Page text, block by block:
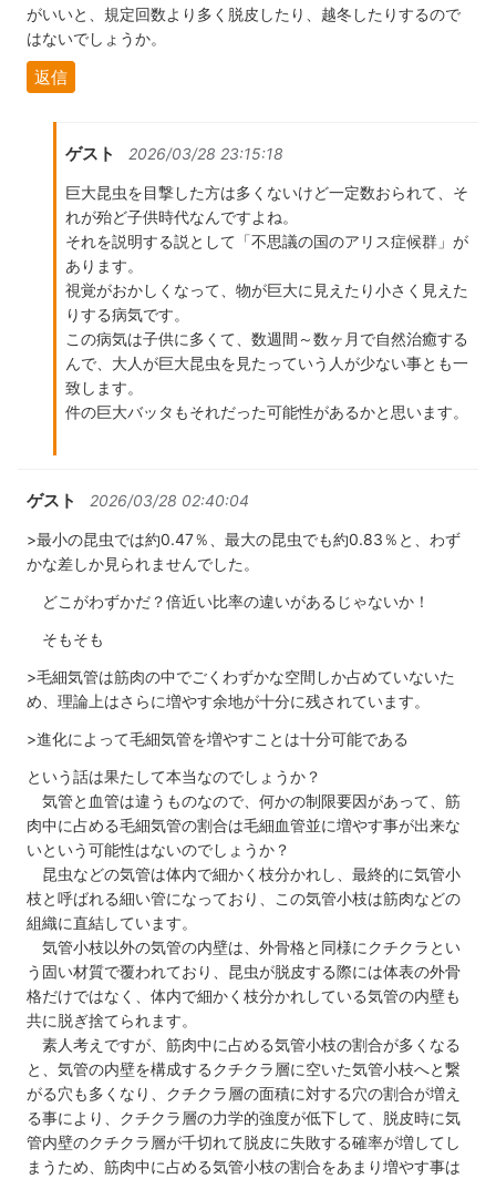
がいいと、規定回数より多く脱皮したり、越冬したりするので
はないでしょうか。
返信
ゲスト 2026/03/28 23:15:18
巨大昆虫を目撃した方は多くないけど一定数おられて、そ
れが殆ど子供時代なんですよね。
それを説明する説として「不思議の国のアリス症候群」が
あります。
視覚がおかしくなって、物が巨大に見えたり小さく見えた
りする病気です。
この病気は子供に多くて、数週間～数ヶ月で自然治癒する
んで、大人が巨大昆虫を見たっていう人が少ない事とも一
致します。
件の巨大バッタもそれだった可能性があるかと思います。
ゲスト 2026/03/28 02:40:04
>最小の昆虫では約0.47％、最大の昆虫でも約0.83％と、わず
かな差しか見られませんでした。
どこがわずかだ？倍近い比率の違いがあるじゃないか！
そもそも
>毛細気管は筋肉の中でごくわずかな空間しか占めていないた
め、理論上はさらに増やす余地が十分に残されています。
>進化によって毛細気管を増やすことは十分可能である
という話は果たして本当なのでしょうか？
気管と血管は違うものなので、何かの制限要因があって、筋
肉中に占める毛細気管の割合は毛細血管並に増やす事が出来な
いという可能性はないのでしょうか？
昆虫などの気管は体内で細かく枝分かれし、最終的に気管小
枝と呼ばれる細い管になっており、この気管小枝は筋肉などの
組織に直結しています。
気管小枝以外の気管の内壁は、外骨格と同様にクチクラとい
う固い材質で覆われており、昆虫が脱皮する際には体表の外骨
格だけではなく、体内で細かく枝分かれしている気管の内壁も
共に脱ぎ捨てられます。
素人考えですが、筋肉中に占める気管小枝の割合が多くなる
と、気管の内壁を構成するクチクラ層に空いた気管小枝へと繋
がる穴も多くなり、クチクラ層の面積に対する穴の割合が増え
る事により、クチクラ層の力学的強度が低下して、脱皮時に気
管内壁のクチクラ層が千切れて脱皮に失敗する確率が増してし
まうため、筋肉中に占める気管小枝の割合をあまり増やす事は